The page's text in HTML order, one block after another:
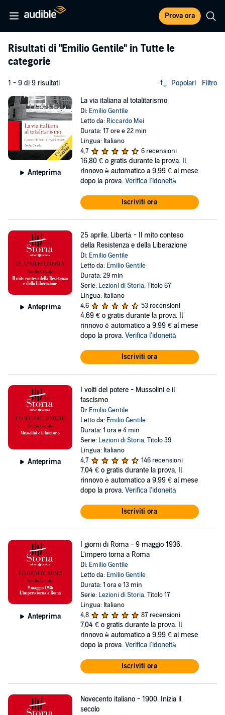
Prova ora
Risultati di "Emilio Gentile" in Tutte le
categorie
1 - 9 di 9 risultati Popolari Filtro
Anteprima
La via italiana al totalitarismo
Di: Emilio Gentile
Letto da: Riccardo Mei
Durata: 17 ore e 22 min
Lingua: Italiano
4,7
6 recensioni
16,80 € o gratis durante la prova. Il
rinnovo è automatico a 9,99 € al mese
dopo la prova. Verifica l'idoneità
Iscriviti ora
Anteprima
25 aprile. Libertà - Il mito conteso
della Resistenza e della Liberazione
Di: Emilio Gentile
Letto da: Emilio Gentile
Durata: 29 min
Serie: Lezioni di Storia, Titolo 67
Lingua: Italiano
4,6
53 recensioni
4,69 € o gratis durante la prova. Il
rinnovo è automatico a 9,99 € al mese
dopo la prova. Verifica l'idoneità
Iscriviti ora
Anteprima
I volti del potere - Mussolini e il
fascismo
Di: Emilio Gentile
Letto da: Emilio Gentile
Durata: 1 ora e 4 min
Serie: Lezioni di Storia, Titolo 39
Lingua: Italiano
4,7
146 recensioni
7,04 € o gratis durante la prova. Il
rinnovo è automatico a 9,99 € al mese
dopo la prova. Verifica l'idoneità
Iscriviti ora
Anteprima
I giorni di Roma - 9 maggio 1936.
L'impero torna a Roma
Di: Emilio Gentile
Letto da: Emilio Gentile
Durata: 1 ora e 13 min
Serie: Lezioni di Storia, Titolo 17
Lingua: Italiano
4,8
87 recensioni
7,04 € o gratis durante la prova. Il
rinnovo è automatico a 9,99 € al mese
dopo la prova. Verifica l'idoneità
Iscriviti ora
Novecento italiano - 1900. Inizia il
secolo